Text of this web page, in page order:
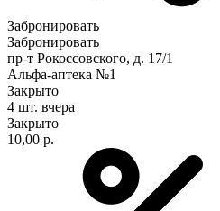
Забронировать
Забронировать
пр-т Рокоссовского, д. 17/1
Альфа-аптека №1
Закрыто
4 шт. вчера
Закрыто
10,00 р.